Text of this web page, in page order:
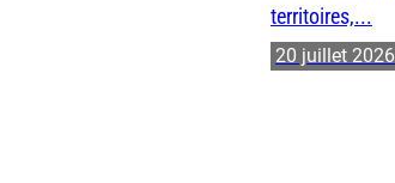
territoires,...
20 juillet 2026